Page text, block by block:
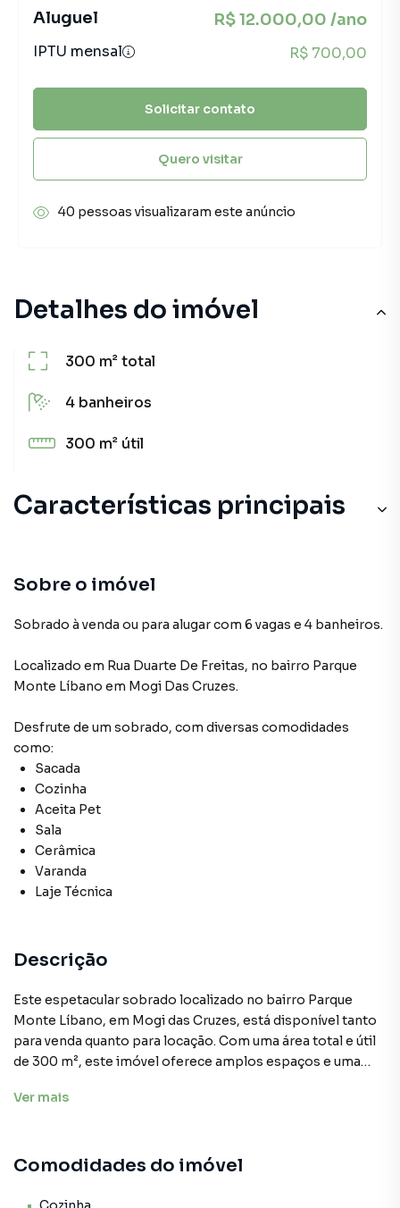
Detalhes do imóvel
300 m²total
4 banheiros
300 m² útil
Características principais
Sobre o imóvel
Sobrado à venda ou para alugar com 6 vagas e 4 banheiros.
Localizado em Rua Duarte De Freitas, no bairro Parque
Monte Líbano em Mogi Das Cruzes.
Desfrute de um sobrado, com diversas comodidades
como:
Sacada
Cozinha
Aceita Pet
Sala
Cerâmica
Varanda
Laje Técnica
Descrição
Este espetacular sobrado localizado no bairro Parque
Monte Líbano, em Mogi das Cruzes, está disponível tanto
para venda quanto para locação. Com uma área total e útil
de 300 m², este imóvel oferece amplos espaços e uma
famílias ou investidores.
confortáveis, além de 4 banheiros, proporcionando ótima
Ver mais
Comodidades do imóvel
Aluguel R$ 12.000,00 /ano
IPTU mensal R$ 700,00
Solicitar contato
Quero visitar
40 pessoas visualizaram este anúncio